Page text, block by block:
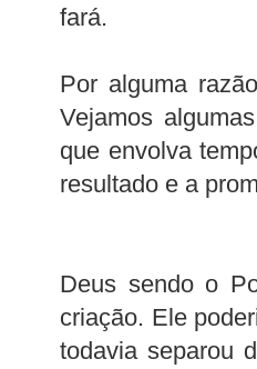
fará.
Por alguma
Vejamos
que envolva
resultado e a
Deus sendo o
criação. Ele
todavia separou